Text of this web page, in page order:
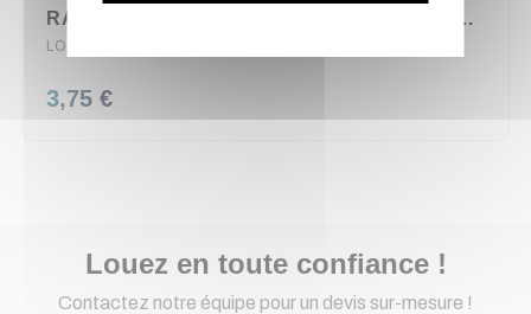
RALLONGE ELECTRIQUE 20 METRES HO7RNF 3X2.5mm²
LOC/PRO.3250PC16-20
3,75 €
Louez en toute confiance !
Contactez notre équipe pour un devis sur-mesure !